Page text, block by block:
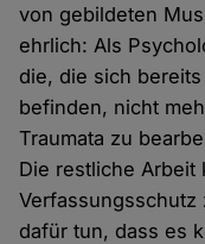
von gebildeten
ehrlich: Als
die, die sich
befinden, nicht
Traumata zu
Die rest­liche Arbeit
dafür tun, dass es